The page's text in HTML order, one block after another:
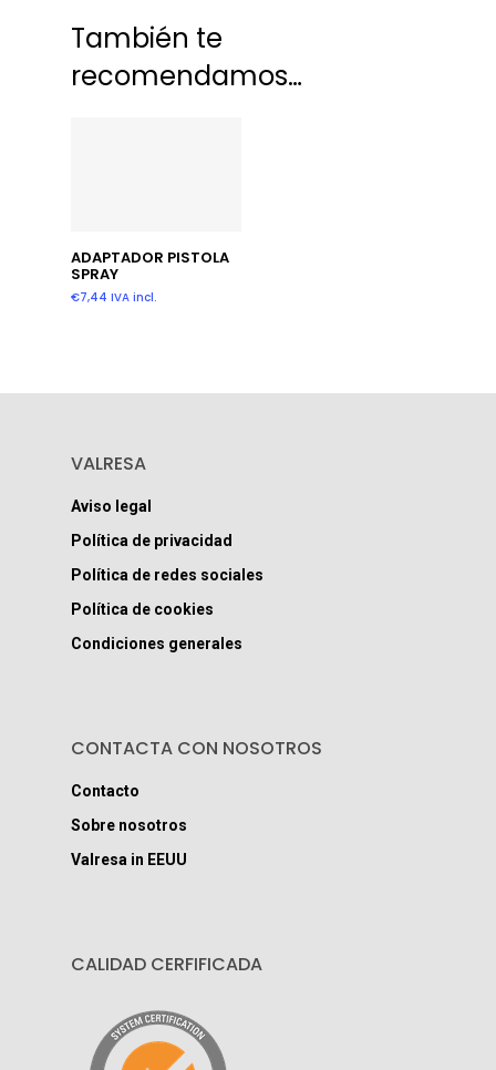
También te
recomendamos…
Añadir Al Carrito
ADAPTADOR PISTOLA
SPRAY
€7,44 IVA incl.
VALRESA
Aviso legal
Política de privacidad
Política de redes sociales
Política de cookies
Condiciones generales
CONTACTA CON NOSOTROS
Contacto
Sobre nosotros
Valresa in EEUU
CALIDAD CERFIFICADA